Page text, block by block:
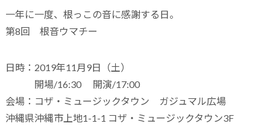
一年に一度、根っこの音に感謝する日。
第8回 根音ウマチー
日時：2019年11月9日（土）
開場/16:30 開演/17:00
会場：コザ・ミュージックタウン ガジュマル広場
沖縄県沖縄市上地1-1-1 コザ・ミュージックタウン3F